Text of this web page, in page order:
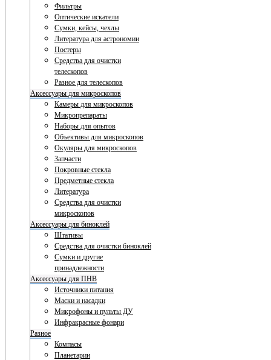
Фильтры
Оптические искатели
Сумки, кейсы, чехлы
Литература для астрономии
Постеры
Средства для очистки
телескопов
Разное для телескопов
Аксессуары для микроскопов
Камеры для микроскопов
Микропрепараты
Наборы для опытов
Объективы для микроскопов
Окуляры для микроскопов
Запчасти
Покровные стекла
Предметные стекла
Литература
Средства для очистки
микроскопов
Аксессуары для биноклей
Штативы
Средства для очистки биноклей
Сумки и другие
принадлежности
Аксессуары для ПНВ
Источники питания
Маски и насадки
Микрофоны и пульты ДУ
Инфракрасные фонари
Разное
Компасы
Планетарии